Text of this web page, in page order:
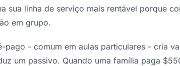
sua linha de serviço mais rentável porque
em grupo.
pago - comum em aulas particulares - cria
um passivo. Quando uma família paga